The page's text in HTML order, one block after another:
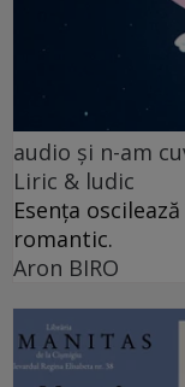
audio şi n-am
Liric & ludic
Esența
romantic.
Aron BIRO